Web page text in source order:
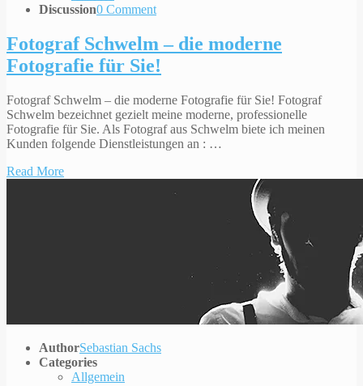
Discussion0 Comment
Fotograf Schwelm – die moderne
Fotografie für Sie!
Fotograf Schwelm – die moderne Fotografie für Sie! Fotograf
Schwelm bezeichnet gezielt meine moderne, professionelle
Fotografie für Sie. Als Fotograf aus Schwelm biete ich meinen
Kunden folgende Dienstleistungen an : …
Read More
AuthorSebastian Sachs
Categories
Allgemein